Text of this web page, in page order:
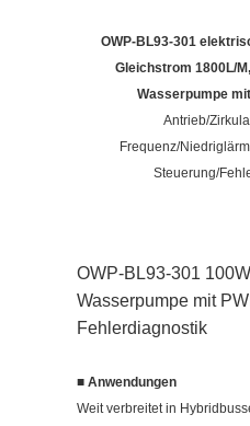
OWP-BL93-301
Gleichstrom 1800L/
Wasserpumpe
Antrieb/
Frequenz/
Steuerung/
OWP-BL93-301
Wasserpumpe mit
Fehlerdiagnostik
■ Anwendungen
Weit verbreitet in